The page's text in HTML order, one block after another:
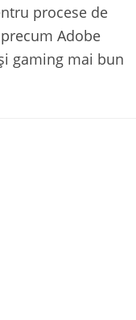
procese de
Adobe
gaming mai bun